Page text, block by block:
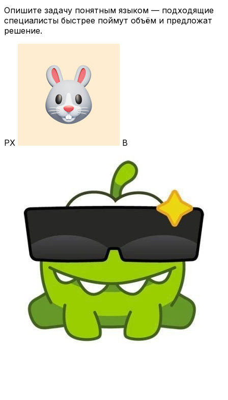
Опишите задачу понятным языком — подходящие
специалисты быстрее поймут объём и предложат
решение.
РХ В